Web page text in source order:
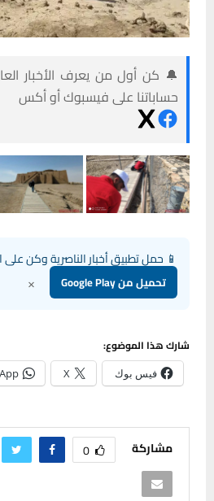
🔔 كن أول من يعرف الأخبار
حساباتنا على فيسبوك أو أكس
📱 حمل تطبيق أخبار الناصرية وكن على
تحميل من Google Play ×
شارك هذا الموضوع:
فيس بوك X
مشاركة 0